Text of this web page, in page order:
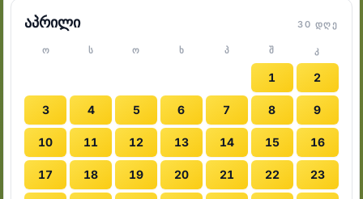
აპრილი 30 ᲓᲦᲔ
Ო Ს Ო Ხ Პ Შ Კ
1 2
3 4 5 6 7 8 9
10 11 12 13 14 15 16
17 18 19 20 21 22 23